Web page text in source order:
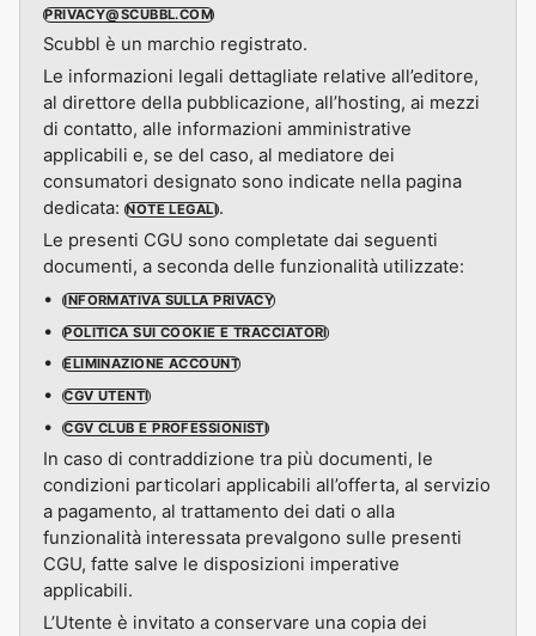
PRIVACY@SCUBBL.COM
Scubbl è un marchio registrato.
Le informazioni legali dettagliate relative all’editore,
al direttore della pubblicazione, all’hosting, ai mezzi
di contatto, alle informazioni amministrative
applicabili e, se del caso, al mediatore dei
consumatori designato sono indicate nella pagina
dedicata:NOTE LEGALI.
Le presenti CGU sono completate dai seguenti
documenti, a seconda delle funzionalità utilizzate:
INFORMATIVA SULLA PRIVACY
POLITICA SUI COOKIE E TRACCIATORI
ELIMINAZIONE ACCOUNT
CGV UTENTI
CGV CLUB E PROFESSIONISTI
In caso di contraddizione tra più documenti, le
condizioni particolari applicabili all’offerta, al servizio
a pagamento, al trattamento dei dati o alla
funzionalità interessata prevalgono sulle presenti
CGU, fatte salve le disposizioni imperative
applicabili.
L’Utente è invitato a conservare una copia dei